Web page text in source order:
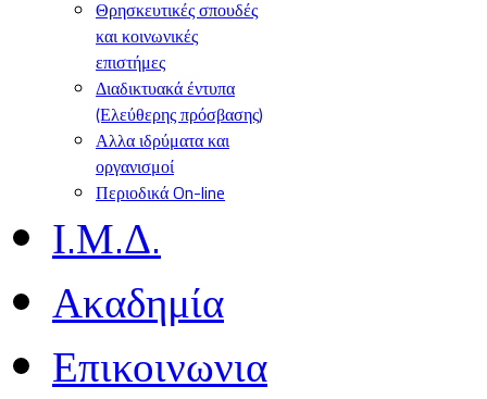
Θρησκευτικές σπουδές
και κοινωνικές
επιστήμες
Διαδικτυακά έντυπα
(Ελεύθερης πρόσβασης)
Αλλα ιδρύματα και
οργανισμοί
Περιοδικά On-line
Ι.Μ.Δ.
Ακαδημία
Επικοινωνια